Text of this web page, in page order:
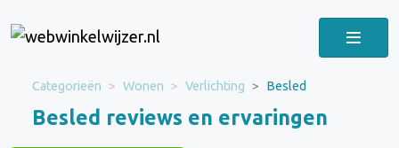
Categorieën Wonen Verlichting Besled
Besled reviews en ervaringen